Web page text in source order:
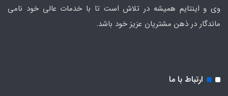
وی و اینتایم همیشه در تلاش است تا با خدمات عالی خود نامی
ماندگار در ذهن مشتریان عزیز خود باشد.
ارتباط با ما